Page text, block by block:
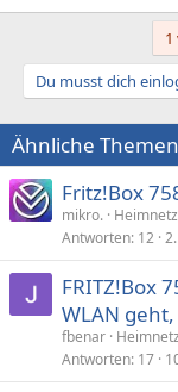
1
Du musst dich
Ähnliche Themen
Fritz!Box
mikro.
Antworten 12
FRITZ!Box
WLAN
fbenar
Antworten 17